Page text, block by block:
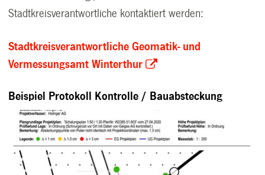
Stadtkreisverantwortliche kontaktiert werden:
Stadtkreisverantwortliche Geomatik- und
Vermessungsamt Winterthur
Beispiel Protokoll Kontrolle / Bauabsteckung